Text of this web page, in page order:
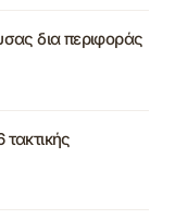
δια περιφοράς